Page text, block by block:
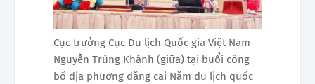
Cục trưởng Cục Du lịch Quốc gia Việt Nam
Nguyễn Trùng Khánh (giữa) tại buổi công
bố địa phương đăng cai Năm du lịch quốc